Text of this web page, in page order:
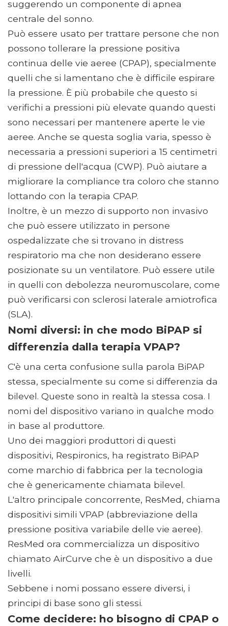
suggerendo un componente di apnea
centrale del sonno.
Può essere usato per trattare persone che non
possono tollerare la pressione positiva
continua delle vie aeree (CPAP), specialmente
quelli che si lamentano che è difficile espirare
la pressione. È più probabile che questo si
verifichi a pressioni più elevate quando questi
sono necessari per mantenere aperte le vie
aeree. Anche se questa soglia varia, spesso è
necessaria a pressioni superiori a 15 centimetri
di pressione dell'acqua (CWP). Può aiutare a
migliorare la compliance tra coloro che stanno
lottando con la terapia CPAP.
Inoltre, è un mezzo di supporto non invasivo
che può essere utilizzato in persone
ospedalizzate che si trovano in distress
respiratorio ma che non desiderano essere
posizionate su un ventilatore. Può essere utile
in quelli con debolezza neuromuscolare, come
può verificarsi con sclerosi laterale amiotrofica
(SLA).
Nomi diversi: in che modo BiPAP si
differenzia dalla terapia VPAP?
C'è una certa confusione sulla parola BiPAP
stessa, specialmente su come si differenzia da
bilevel. Queste sono in realtà la stessa cosa. I
nomi del dispositivo variano in qualche modo
in base al produttore.
Uno dei maggiori produttori di questi
dispositivi, Respironics, ha registrato BiPAP
come marchio di fabbrica per la tecnologia
che è genericamente chiamata bilevel.
L'altro principale concorrente, ResMed, chiama
dispositivi simili VPAP (abbreviazione della
pressione positiva variabile delle vie aeree).
ResMed ora commercializza un dispositivo
chiamato AirCurve che è un dispositivo a due
livelli.
Sebbene i nomi possano essere diversi, i
principi di base sono gli stessi.
Come decidere: ho bisogno di CPAP o